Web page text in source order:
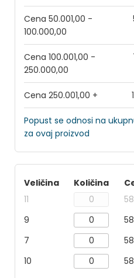
Cena 50.001,00 -
100.000,00
Cena 100.001,00 -
250.000,00
Cena 250.001,00 +
Popust se odnosi na
za ovaj proizvod
Veličina Količina
11
9
7
10